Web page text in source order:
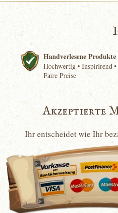
Handverlesene Produkte
Hochwertig • Inspirirend •
Faire Preise
Akzeptierte
Ihr entscheidet wie Ihr